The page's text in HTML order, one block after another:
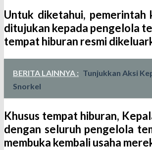
Untuk diketahui,
ditujukan kepada pengelola
tempat hiburan resmi
BERITA LAINNYA : Tunjukkan Aksi
Snorkel
Khusus tempat hiburan,
dengan seluruh pengelola
membuka kembali usaha